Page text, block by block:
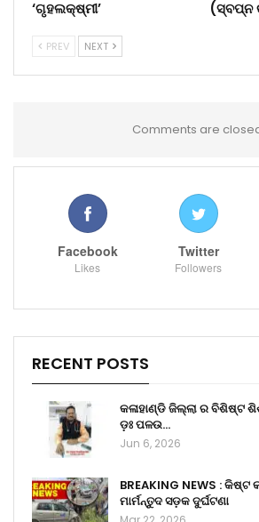
‘ଗୃହଲକ୍ଷ୍ମୀ’
(ସ୍ବପ୍ନ
PREV NEXT
Comments are
Facebook
Likes
Twitter
Followers
RECENT POSTS
କଳାହାଣ୍ଡି ଜିଲ୍ଲା ର ବିଶିଷ୍ଟ
ଡ଼ଃ ପଳଉ…
Jun 6, 2026
BREAKING NEWS :
ମାର୍ମନ୍ତୁଦ ସଡ଼କ ଦୁର୍ଘଟଣା